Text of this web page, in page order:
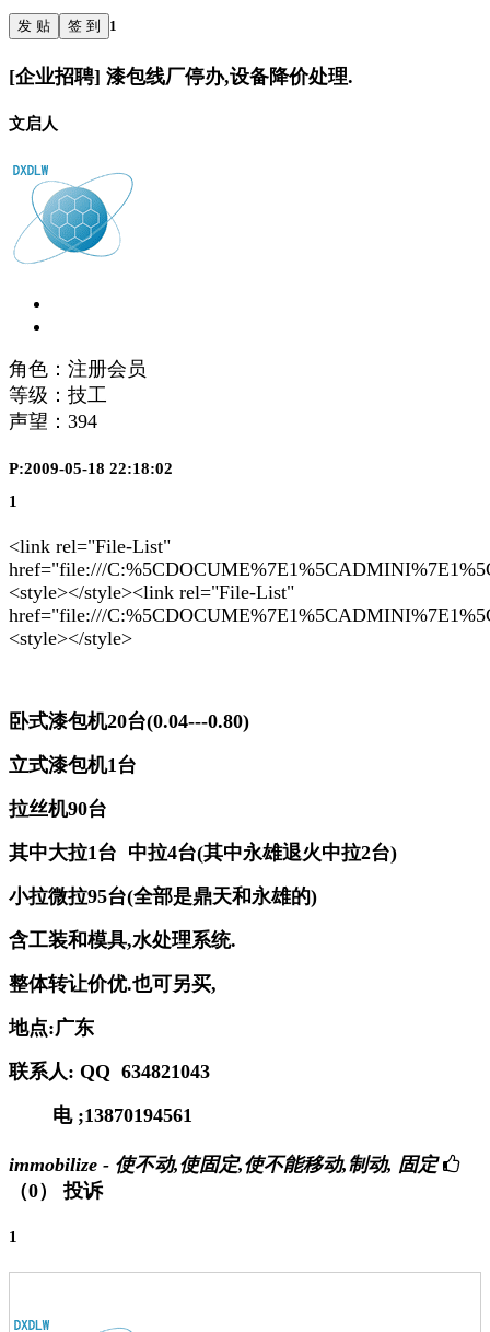
发 贴 签 到 1
[企业招聘] 漆包线厂停办,设备降价处理.
文启人
角色：注册会员
等级：技工
声望： 394
P:2009-05-18 22:18:02
1
<link rel="File-List"
href="file:///
<style></style><link rel="File-List"
href="file:///
<style></style>
卧式漆包机20台(0.04---0.80)
立式漆包机1台
拉丝机90台
其中大拉1台 中拉4台(其中永雄退火中拉2台)
小拉微拉95台(全部是鼎天和永雄的)
含工装和模具,水处理系统.
整体转让价优.也可另买,
地点:广东
联系人: QQ 634821043
电 ;13870194561
immobilize - 使不动,使固定,使不能移动,制动, 固定
（0）
投诉
1